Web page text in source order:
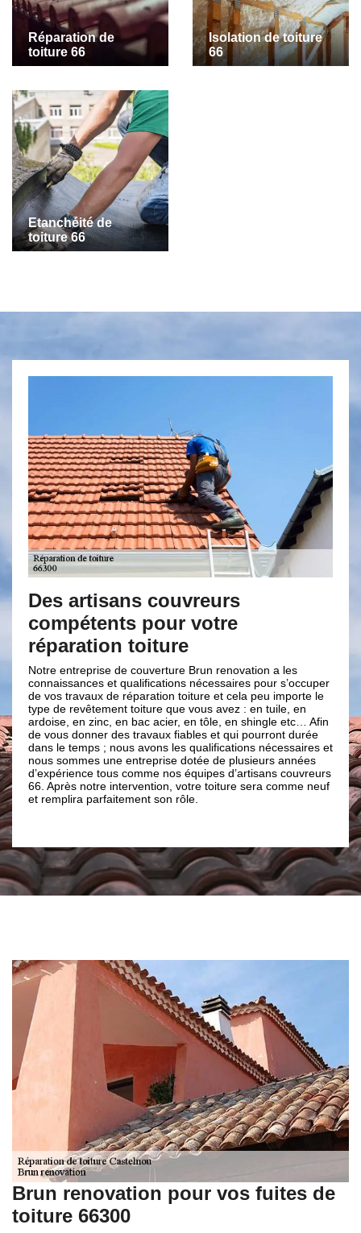
Réparation de
toiture 66
Isolation de toiture
66
Etanchéité de
toiture 66
votre
Brun renovation a les
nécessaires pour s’occuper
toiture et cela peu importe le
que vous avez : en tuile, en
acier, en tôle, en shingle etc… Afin
fiables et qui pourront durée
les qualifications nécessaires et
dotée de plusieurs années
nos équipes d’artisans couvreurs
votre toiture sera comme neuf
son rôle.
Désirer une
en réparation de
Castelnou
Plus le temps passe plus le toit
humaines et de naturel, une
nécessaire. Mais avant
réparation de toiture à
demande de devis. Afin
travail, il est impératif d’engager
aux alentours du 66300, il y a
dans le domaine de faire un
Il s’agit de Brun renovation à
possède des couvreurs très
d’étudier vos dossiers. Et en un
Brun renovation pour vos fuites de
toiture 66300